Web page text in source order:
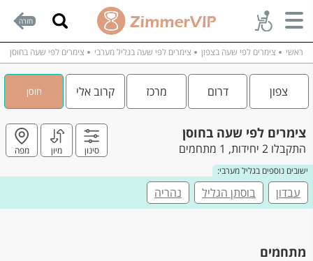
חזרה
ראשי צימרים לפי שעה בצפון צימרים לפי שעה בגליל מערבי צימרים לפי שעה בחוסן
צפון דרום מרכז קרוב אלי חוסן
צימרים לפי שעה בחוסן
התקבלו 2 יחידות, 1 מתחמים סינון מיון
מפה
ישובים נוספים בגליל מערבי:
עבדון בוסתן הגליל נהריה
מתחמים